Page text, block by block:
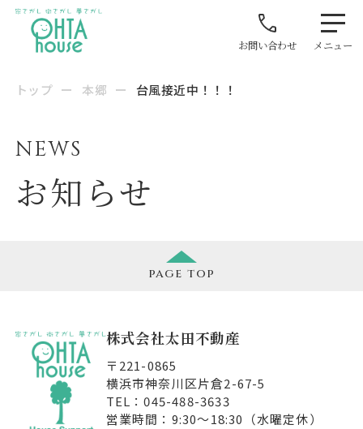
お問い合わせ メニュー
トップ ー 本郷 ー 台風接近中！！！
NEWS
お知らせ
page top
株式会社太田不動産
〒221-0865
横浜市神奈川区片倉2-67-5
TEL：045-488-3633
営業時間：9:30〜18:30（水曜定休）